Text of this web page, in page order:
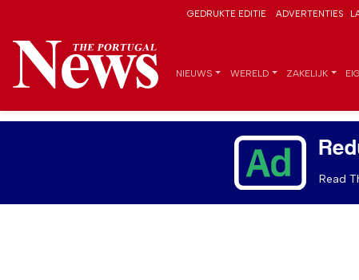
GEDRUKTE EDITIE ADVERTENTIES
NIEUWS WERELD ZAKELIJK
Read